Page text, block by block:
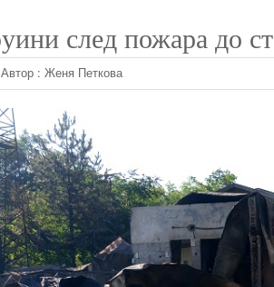
след пожара до
Автор : Женя Петкова